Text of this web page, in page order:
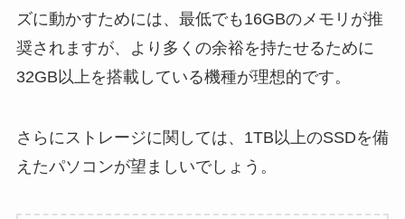
ズに動かすためには、最低でも16GBのメモリが推
奨されますが、より多くの余裕を持たせるために
32GB以上を搭載している機種が理想的です。
さらにストレージに関しては、1TB以上のSSDを備
えたパソコンが望ましいでしょう。